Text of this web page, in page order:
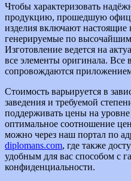
Чтобы характеризовать
продукцию, прошедшую
изделия включают настоящие
генерируемые по высочайшим
Изготовление ведется на
все элементы оригинала.
сопровождаются
Стоимость варьируется в
заведения и требуемой
поддерживать цены на
оптимальное соотношение
можно через наш портал по
diplomans.com, где также
удобным для вас способом с
конфиденциальности.